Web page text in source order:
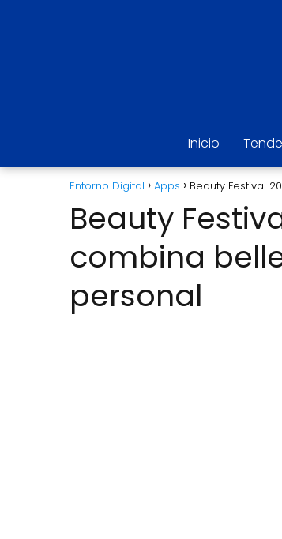
Inicio
Entorno Digital Apps Beauty Festival
Beauty
combina
personal